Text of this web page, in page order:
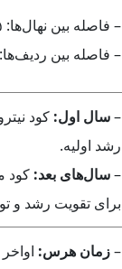
– فاصله بین نهال‌ها: ۲.۵ تا ۴ متر.
– فاصله بین ردیف‌ها: ۳ تا ۵ متر.
–سال اول: کود
رشد اولیه.
–سال‌های بعد:
برای تقویت رشد و
–زمان هرس: